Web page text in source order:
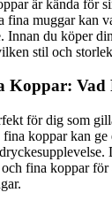
är kända för
fina muggar kan
Innan du köper
stil och
Koppar: Vad
för dig som
koppar kan ge
fina koppar för